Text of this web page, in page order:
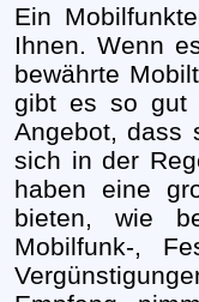
Ein
Ihnen. Wenn
bewährte
gibt es so gut
Angebot, dass
sich in der
haben eine
bieten, wie
Mobilfunk-,